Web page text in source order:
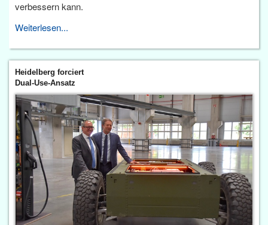
verbessern kann.
Weiterlesen...
Heidelberg forciert
Dual-Use-Ansatz